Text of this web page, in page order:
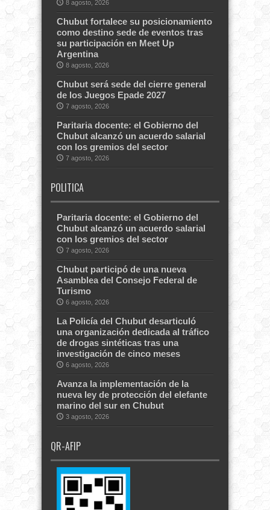
8 agosto, 2026
Chubut fortalece su posicionamiento
como destino sede de eventos tras
su participación en Meet Up
Argentina
8 agosto, 2026
Chubut será sede del cierre general
de los Juegos Epade 2027
7 agosto, 2026
Paritaria docente: el Gobierno del
Chubut alcanzó un acuerdo salarial
con los gremios del sector
7 agosto, 2026
POLITICA
Paritaria docente: el Gobierno del
Chubut alcanzó un acuerdo salarial
con los gremios del sector
7 agosto, 2026
Chubut participó de una nueva
Asamblea del Consejo Federal de
Turismo
6 agosto, 2026
La Policía del Chubut desarticuló
una organización dedicada al tráfico
de drogas sintéticas tras una
investigación de cinco meses
6 agosto, 2026
Avanza la implementación de la
nueva ley de protección del elefante
marino del sur en Chubut
3 agosto, 2026
QR-AFIP